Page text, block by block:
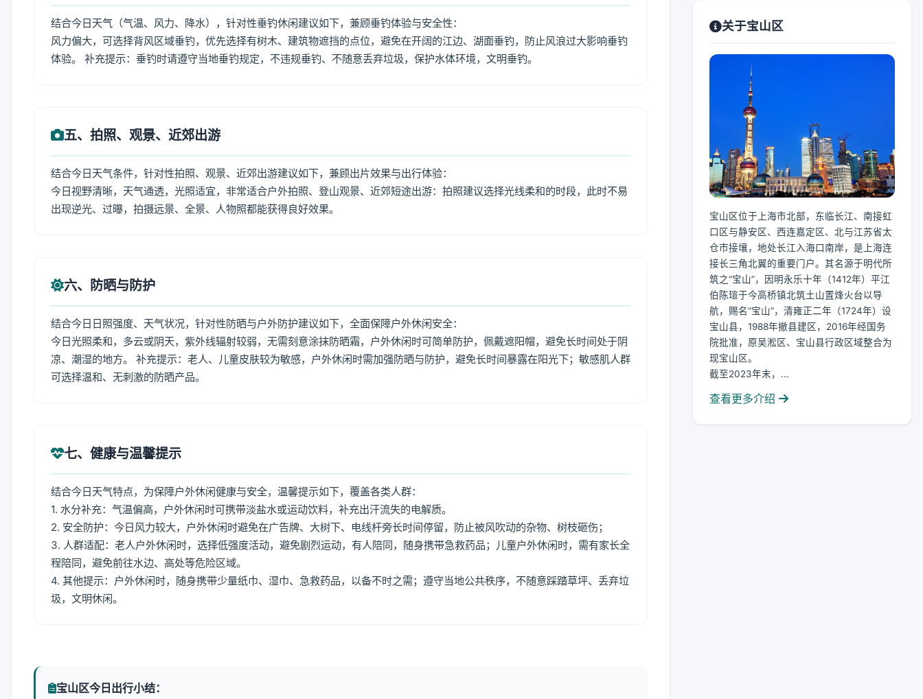
结合今日天气（气温、风力、降水），针对性垂钓休闲建议如下，兼顾垂钓体验与安全性：
风力偏大，可选择背风区域垂钓，优先选择有树木、建筑物遮挡的点位，避免在开阔的江边、湖面垂钓，防止风浪过大影响垂钓
体验。 补充提示：垂钓时请遵守当地垂钓规定，不违规垂钓、不随意丢弃垃圾，保护水体环境，文明垂钓。
五、拍照、观景、近郊出游
结合今日天气条件，针对性拍照、观景、近郊出游建议如下，兼顾出片效果与出行体验：
今日视野清晰，天气通透，光照适宜，非常适合户外拍照、登山观景、近郊短途出游：拍照建议选择光线柔和的时段，此时不易
出现逆光、过曝，拍摄远景、全景、人物照都能获得良好效果。
六、防晒与防护
结合今日日照强度、天气状况，针对性防晒与户外防护建议如下，全面保障户外休闲安全：
今日光照柔和，多云或阴天，紫外线辐射较弱，无需刻意涂抹防晒霜，户外休闲时可简单防护，佩戴遮阳帽，避免长时间处于阴
凉、潮湿的地方。 补充提示：老人、儿童皮肤较为敏感，户外休闲时需加强防晒与防护，避免长时间暴露在阳光下；敏感肌人群
可选择温和、无刺激的防晒产品。
七、健康与温馨提示
结合今日天气特点，为保障户外休闲健康与安全，温馨提示如下，覆盖各类人群：
1. 水分补充：气温偏高，户外休闲时可携带淡盐水或运动饮料，补充出汗流失的电解质。
2. 安全防护：今日风力较大，户外休闲时避免在广告牌、大树下、电线杆旁长时间停留，防止被风吹动的杂物、树枝砸伤；
3. 人群适配：老人户外休闲时，选择低强度活动，避免剧烈运动，有人陪同，随身携带急救药品；儿童户外休闲时，需有家长全
程陪同，避免前往水边、高处等危险区域。
4. 其他提示：户外休闲时，随身携带少量纸巾、湿巾、急救药品，以备不时之需；遵守当地公共秩序，不随意踩踏草坪、丢弃垃
圾，文明休闲。
宝山区今日出行小结：
关于宝山区
宝山区位于上海市北部，东临长江、南接虹
口区与静安区、西连嘉定区、北与江苏省太
仓市接壤，地处长江入海口南岸，是上海连
接长三角北翼的重要门户。其名源于明代所
筑之“宝山”，因明永乐十年（1412年）平江
伯陈瑄于今高桥镇北筑土山置烽火台以导
航，赐名“宝山”，清雍正二年（1724年）设
宝山县，1988年撤县建区，2016年经国务
院批准，原吴淞区、宝山县行政区域整合为
现宝山区。
截至2023年末，...
查看更多介绍